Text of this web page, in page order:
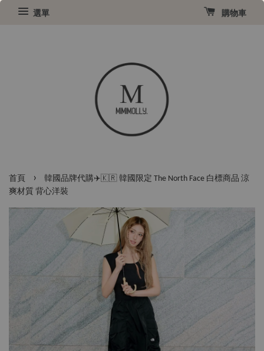
選單 購物車
首頁 ›
韓國品牌代購✈️🇰🇷 韓國限定 The North Face 白標商品 涼
爽材質 背心洋裝